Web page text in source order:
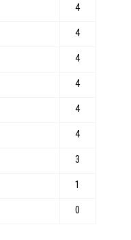
50 COMENTARIOS